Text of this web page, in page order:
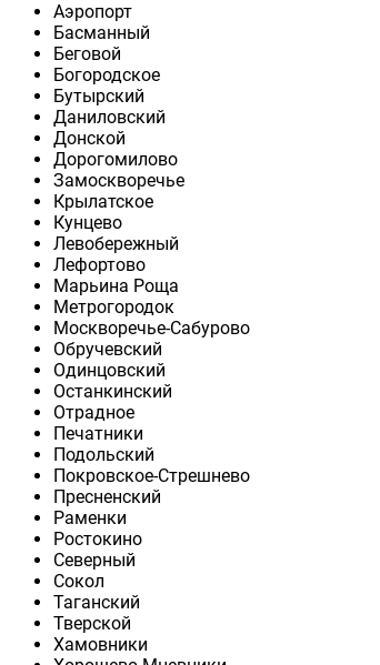
Аэропорт
Басманный
Беговой
Богородское
Бутырский
Даниловский
Донской
Дорогомилово
Замоскворечье
Крылатское
Кунцево
Левобережный
Лефортово
Марьина Роща
Метрогородок
Москворечье-Сабурово
Обручевский
Одинцовский
Останкинский
Отрадное
Печатники
Подольский
Покровское-Стрешнево
Пресненский
Раменки
Ростокино
Северный
Сокол
Таганский
Тверской
Хамовники